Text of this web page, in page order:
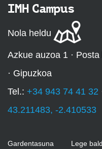
IMH Campus
Nola heldu
Azkue auzoa 1 ·
· Gipuzkoa
Tel.: +34 943 74 41 32
43.211483, -2.410533
Gardentasuna Lege